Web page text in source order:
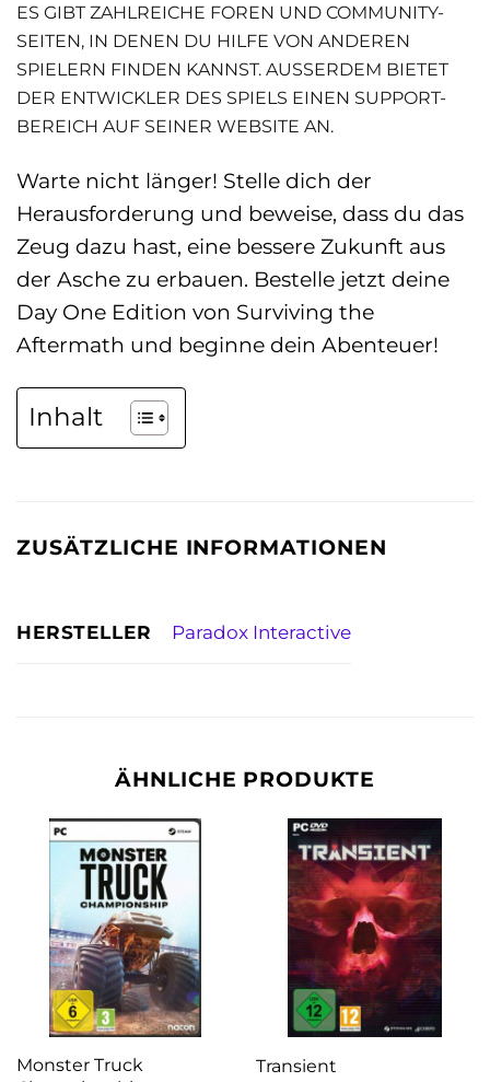
ES GIBT ZAHLREICHE FOREN UND COMMUNITY-
SEITEN, IN DENEN DU HILFE VON ANDEREN
SPIELERN FINDEN KANNST. AUSSERDEM BIETET D
ER ENTWICKLER DES SPIELS EINEN SUPPORT-B
EREICH AUF SEINER WEBSITE AN.
Warte nicht länger! Stelle dich der
Herausforderung und beweise, dass du das
Zeug dazu hast, eine bessere Zukunft aus
der Asche zu erbauen. Bestelle jetzt deine
Day One Edition von Surviving the
Aftermath und beginne dein Abenteuer!
Inhalt
ZUSÄTZLICHE INFORMATIONEN
HERSTELLER Paradox Interactive
ÄHNLICHE PRODUKTE
Monster Truck
Transient